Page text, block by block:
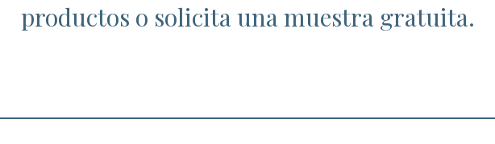
productos o solicita una muestra gratuita.